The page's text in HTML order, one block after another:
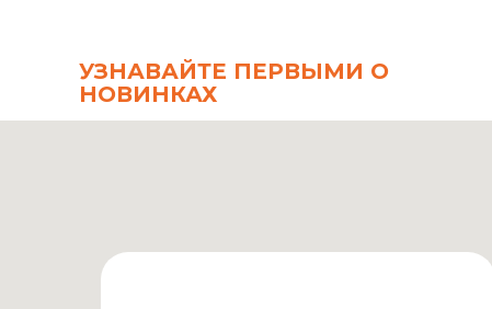
УЗНАВАЙТЕ ПЕРВЫМИ О
НОВИНКАХ